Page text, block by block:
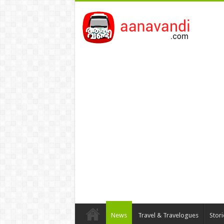
News Travel & Travelogues